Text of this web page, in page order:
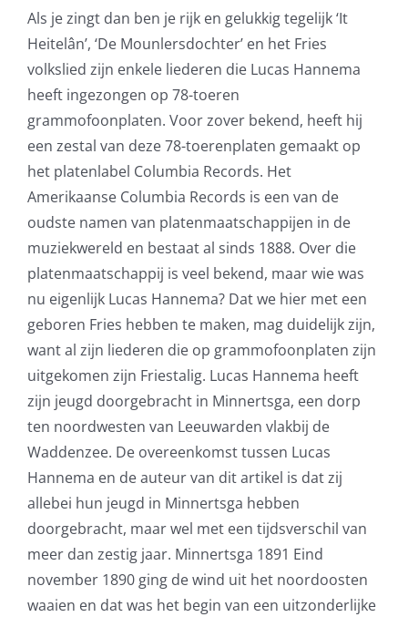
Als je zingt dan ben je rijk en gelukkig tegelijk ‘It
Heitelân’, ‘De Mounlersdochter’ en het Fries
volkslied zijn enkele liederen die Lucas Hannema
heeft ingezongen op 78-toeren
grammofoonplaten. Voor zover bekend, heeft hij
een zestal van deze 78-toerenplaten gemaakt op
het platenlabel Columbia Records. Het
Amerikaanse Columbia Records is een van de
oudste namen van platenmaatschappijen in de
muziekwereld en bestaat al sinds 1888. Over die
platenmaatschappij is veel bekend, maar wie was
nu eigenlijk Lucas Hannema? Dat we hier met een
geboren Fries hebben te maken, mag duidelijk zijn,
want al zijn liederen die op grammofoonplaten zijn
uitgekomen zijn Friestalig. Lucas Hannema heeft
zijn jeugd doorgebracht in Minnertsga, een dorp
ten noordwesten van Leeuwarden vlakbij de
Waddenzee. De overeenkomst tussen Lucas
Hannema en de auteur van dit artikel is dat zij
allebei hun jeugd in Minnertsga hebben
doorgebracht, maar wel met een tijdsverschil van
meer dan zestig jaar. Minnertsga 1891 Eind
november 1890 ging de wind uit het noordoosten
waaien en dat was het begin van een uitzonderlijke